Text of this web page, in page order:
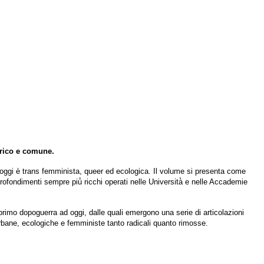
e comune.
è trans femminista, queer ed ecologica. Il volume si presenta come
sempre più̀ ricchi operati nelle Università̀ e nelle Accademie
dopoguerra ad oggi, dalle quali emergono una serie di articolazioni
ecologiche e femministe tanto radicali quanto rimosse.